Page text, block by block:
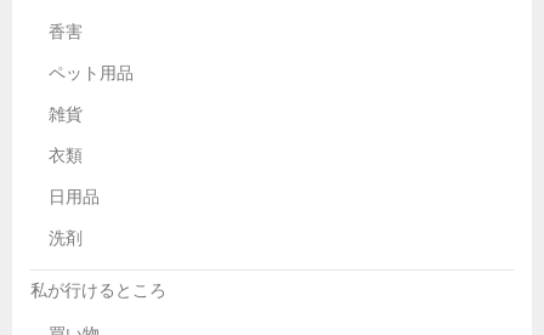
香害
ペット用品
雑貨
衣類
日用品
洗剤
私が行けるところ